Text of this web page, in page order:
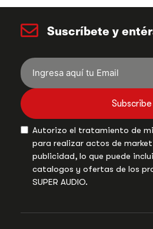
Suscríbete y
Subscribe
Autorizo el tratamiento de
para realizar actos de
publicidad, lo que puede
catalogos y ofertas de los
SUPER AUDIO.